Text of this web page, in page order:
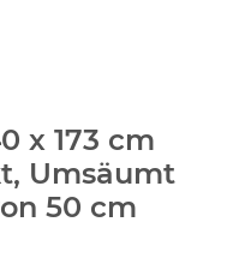
x 173 cm
Umsäumt
50 cm